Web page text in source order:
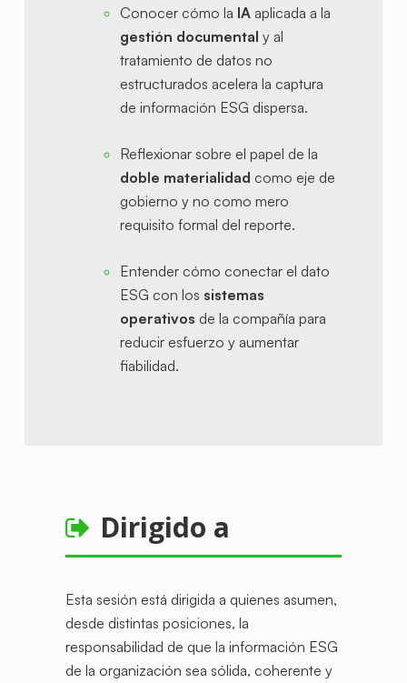
Conocer cómo la IA aplicada a la
gestión documental y al
tratamiento de datos no
estructurados acelera la captura
de información ESG dispersa.
Reflexionar sobre el papel de la
doble materialidad como eje de
gobierno y no como mero
requisito formal del reporte.
Entender cómo conectar el dato
ESG con los sistemas
operativos de la compañía para
reducir esfuerzo y aumentar
fiabilidad.
Dirigido a
Esta sesión está dirigida a quienes asumen,
desde distintas posiciones, la
responsabilidad de que la información ESG
de la organización sea sólida, coherente y